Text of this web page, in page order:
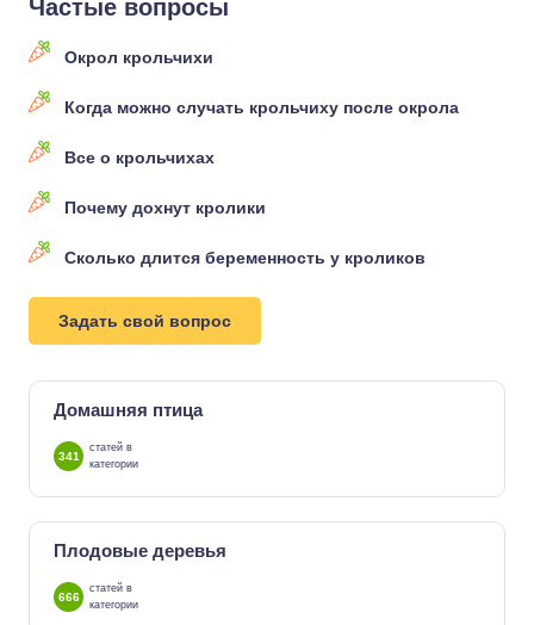
Частые вопросы
Окрол крольчихи
Когда можно случать крольчиху после окрола
Все о крольчихах
Почему дохнут кролики
Сколько длится беременность у кроликов
Задать свой вопрос
Домашняя птица
341
статей в
категории
Плодовые деревья
666
статей в
категории